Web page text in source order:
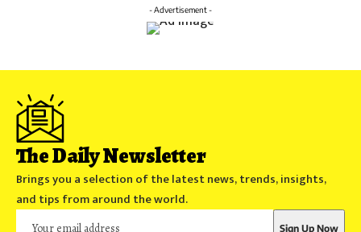
- Advertisement -
The Daily Newsletter
Brings you a selection of the latest news, trends, insights,
and tips from around the world.